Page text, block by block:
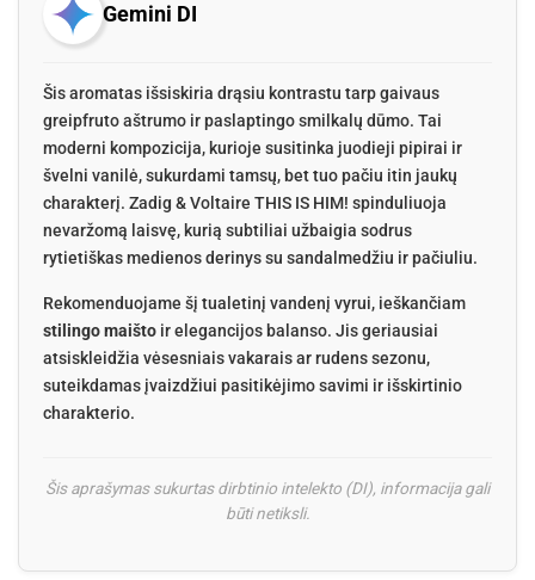
Gemini DI
Šis aromatas išsiskiria drąsiu kontrastu tarp gaivaus
greipfruto aštrumo ir paslaptingo smilkalų dūmo. Tai
moderni kompozicija, kurioje susitinka juodieji pipirai ir
švelni vanilė, sukurdami tamsų, bet tuo pačiu itin jaukų
charakterį. Zadig & Voltaire THIS IS HIM! spinduliuoja
nevaržomą laisvę, kurią subtiliai užbaigia sodrus
rytietiškas medienos derinys su sandalmedžiu ir pačiuliu.
Rekomenduojame šį tualetinį vandenį vyrui, ieškančiam
stilingo maišto ir elegancijos balanso. Jis geriausiai
atsiskleidžia vėsesniais vakarais ar rudens sezonu,
suteikdamas įvaizdžiui pasitikėjimo savimi ir išskirtinio
charakterio.
Šis aprašymas sukurtas dirbtinio intelekto (DI), informacija gali
būti netiksli.